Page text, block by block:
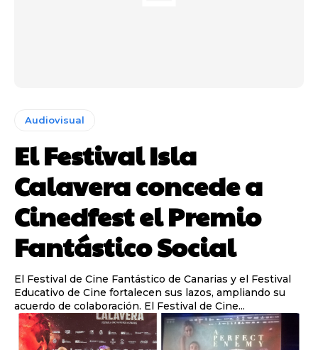
Audiovisual
El Festival Isla
Calavera concede a
Cinedfest el Premio
Fantástico Social
El Festival de Cine Fantástico de Canarias y el Festival
Educativo de Cine fortalecen sus lazos, ampliando su
acuerdo de colaboración. El Festival de Cine...